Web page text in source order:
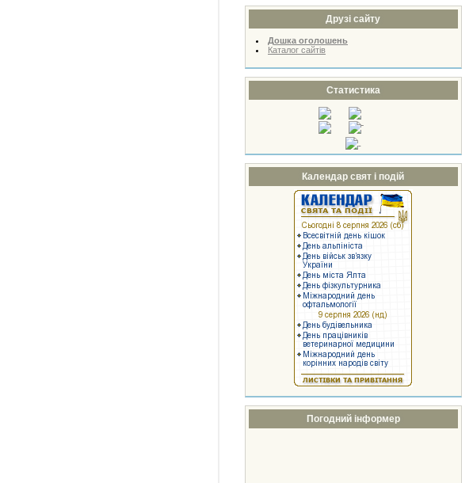
Друзі сайту
Дошка оголошень
Каталог сайтів
Статистика
Календар свят і подій
Погодний інформер